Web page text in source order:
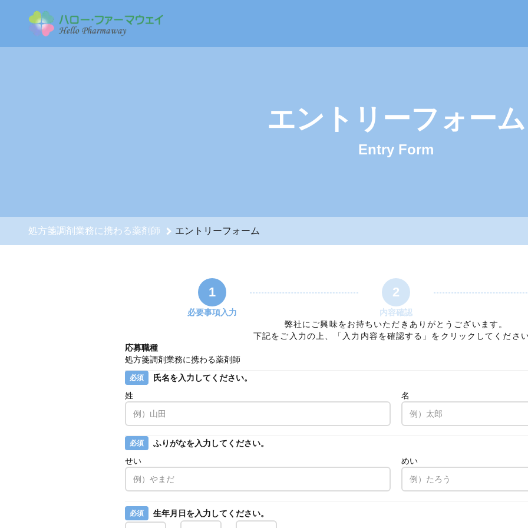
エントリーフォーム
Entry Form
処方箋調剤業務に携わる薬剤師 エントリーフォーム
1
必要事項入力
2
内容確認
弊社にご興味をお持ちいただきありがとうございます。
下記をご入力の上、「入力内容を確認する」をクリックしてください
応募職種
処方箋調剤業務に携わる薬剤師
必須
氏名を入力してください。
姓
名
必須
ふりがなを入力してください。
せい
めい
必須 生年月日を入力してください。